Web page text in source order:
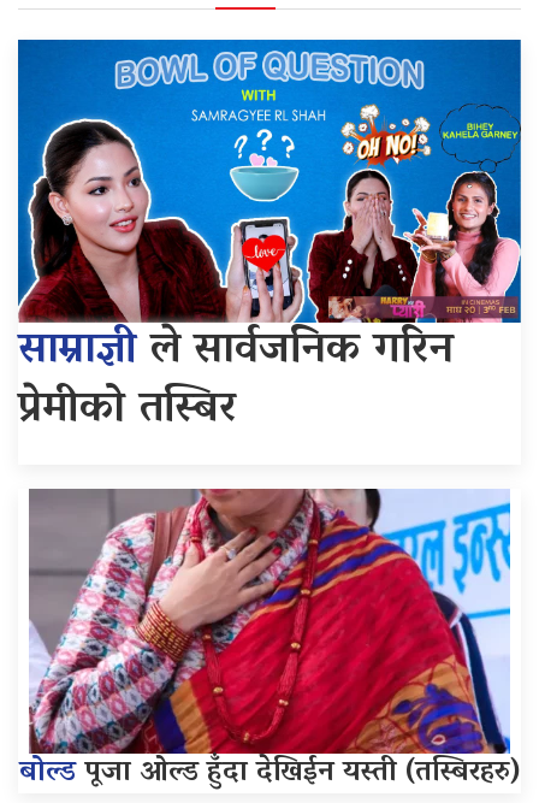
साम्राज्ञीले सार्वजनिक गरिन
प्रेमीको तस्बिर
बोल्डपूजा ओल्ड हुँदा देखिईन यस्ती (तस्बिरहरु)